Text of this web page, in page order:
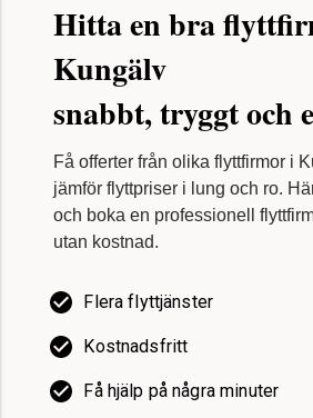
Hitta en bra
Kungälv
snabbt, tryggt och
Få offerter från olika flyttfirmor i
jämför flyttpriser i lung och ro.
och boka en professionell
utan kostnad.
Flera flyttjänster
Kostnadsfritt
Få hjälp på några minuter